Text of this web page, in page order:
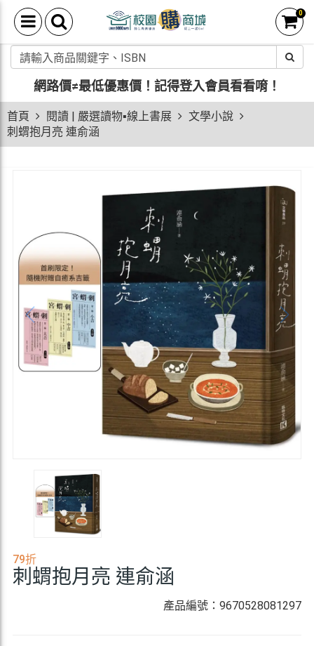
0
網路價≠最低優惠價！ 記得登入會員看看唷！
首頁 閱讀 | 嚴選讀物▪線上書展
文學小說
刺蝟抱月亮 連俞涵
79折
刺蝟抱月亮 連俞涵
產品編號：9670528081297